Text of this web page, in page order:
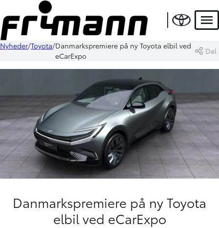
Nyheder Toyota Danmarkspremiere på ny Toyota elbil ved
eCarExpo
Del
Danmarkspremiere på ny Toyota
elbil ved eCarExpo